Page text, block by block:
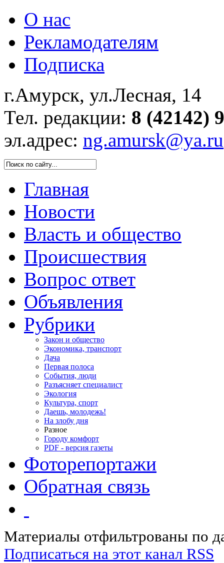
О нас
Рекламодателям
Подписка
г.Амурск, ул.Лесная, 14
Тел. редакции: 8 (42142)
эл.адрес: ng.amursk@ya.ru
Главная
Новости
Власть и общество
Происшествия
Вопрос ответ
Объявления
Рубрики
Закон и общество
Экономика, транспорт
Дача
Первая полоса
События, люди
Разъясняет специалист
Экология
Культура, спорт
Даешь, молодежь!
На злобу дня
Разное
Городу комфорт
PDF - версия газеты
Фоторепортажи
Обратная связь
Материалы отфильтрованы по
Подписаться на этот канал RSS